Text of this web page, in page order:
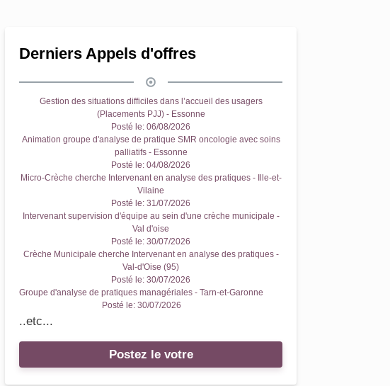
Derniers Appels d'offres
Gestion des situations difficiles dans l’accueil des usagers
(Placements PJJ) - Essonne
Posté le: 06/08/2026
Animation groupe d'analyse de pratique SMR oncologie avec soins
palliatifs - Essonne
Posté le: 04/08/2026
Micro-Crèche cherche Intervenant en analyse des pratiques - Ille-et-
Vilaine
Posté le: 31/07/2026
Intervenant supervision d'équipe au sein d'une crèche municipale -
Val d'oise
Posté le: 30/07/2026
Crèche Municipale cherche Intervenant en analyse des pratiques -
Val-d'Oise (95)
Posté le: 30/07/2026
Groupe d'analyse de pratiques managériales - Tarn-et-Garonne
Posté le: 30/07/2026
..etc...
Postez le votre